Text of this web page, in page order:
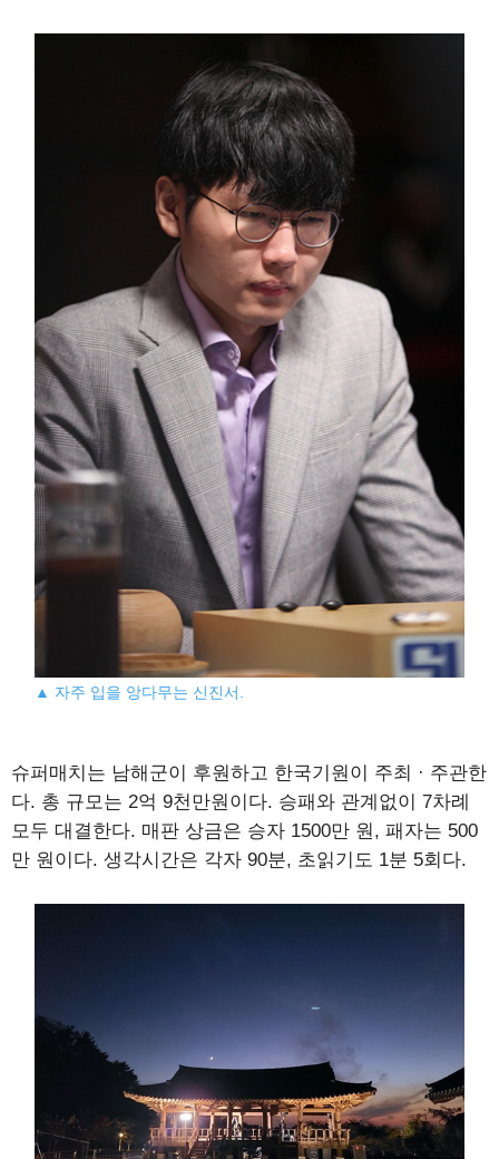
▲ 자주 입을 앙다무는 신진서.
슈퍼매치는 남해군이 후원하고 한국기원이 주최 · 주관한
다. 총 규모는 2억 9천만원이다. 승패와 관계없이 7차례
모두 대결한다. 매판 상금은 승자 1500만 원, 패자는 500
만 원이다. 생각시간은 각자 90분, 초읽기도 1분 5회다.